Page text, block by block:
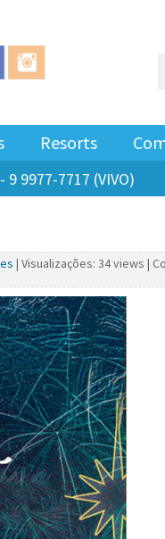
Resorts
9977-7717 (VIVO)
| Visualizações: 34 views |